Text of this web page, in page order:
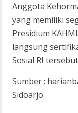
Anggota
yang memiliki
Presidium
langsung
Sosial RI
Sumber :
Sidoarjo